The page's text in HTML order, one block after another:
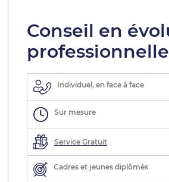
Conseil en
professionnelle
Individuel, en face à face
Sur mesure
Service Gratuit
Cadres et jeunes diplômés